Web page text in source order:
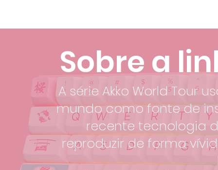
Sobre a
A série Akko World Tour
mundo como fonte de
recente tecnologia
reproduzir de forma